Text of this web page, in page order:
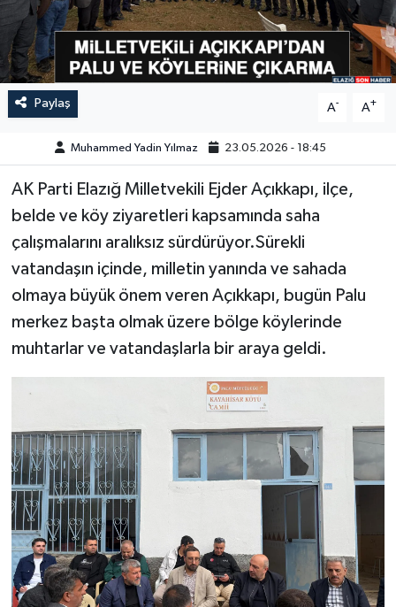
Paylaş A- A+
Muhammed Yadin Yılmaz 23.05.2026 - 18:45
AK Parti Elazığ Milletvekili Ejder Açıkkapı, ilçe,
belde ve köy ziyaretleri kapsamında saha
çalışmalarını aralıksız sürdürüyor.Sürekli
vatandaşın içinde, milletin yanında ve sahada
olmaya büyük önem veren Açıkkapı, bugün Palu
merkez başta olmak üzere bölge köylerinde
muhtarlar ve vatandaşlarla bir araya geldi.
KÜLTÜR-SANAT
MAGAZİN
ÖZEL HABER
POLİTİKA
SAĞLIK
SİYASET
SPOR
YAŞAM